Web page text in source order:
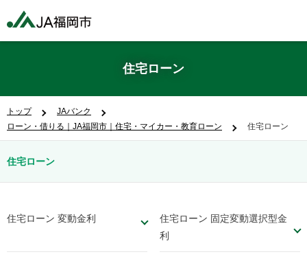
住宅ローン
トップ
JAバンク
ローン・借りる｜JA福岡市｜住宅・マイカー・教育ローン
住宅ローン
住宅ローン
住宅ローン 変動金利
住宅ローン 固定変動選択型金
利